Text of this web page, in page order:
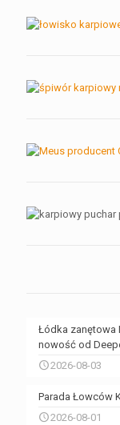
Łódka zanętowa
nowość od
2026-08-03
Parada Łowców
2026-08-01